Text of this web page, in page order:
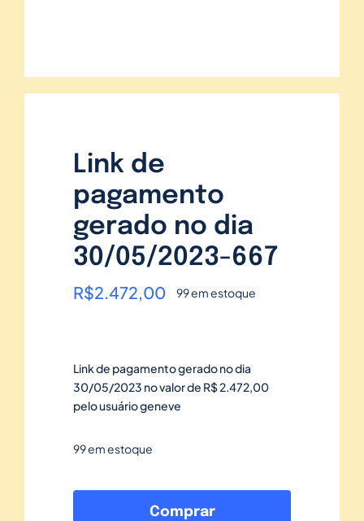
Link de
pagamento
gerado no dia
30/05/2023-667
R$2.472,00 99 em estoque
Link de pagamento gerado no dia
30/05/2023 no valor de R$ 2.472,00
pelo usuário geneve
99 em estoque
de
Comprar